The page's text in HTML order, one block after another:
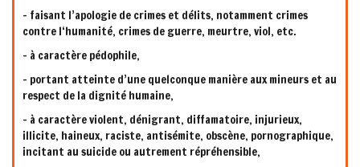
- faisant l’apologie de crimes et délits, notamment crimes
contre l‘humanité, crimes de guerre, meurtre, viol, etc.
- à caractère pédophile,
- portant atteinte d’une quelconque manière aux mineurs et au
respect de la dignité humaine,
- à caractère violent, dénigrant, diffamatoire, injurieux,
illicite, haineux, raciste, antisémite, obscène, pornographique,
incitant au suicide ou autrement répréhensible,